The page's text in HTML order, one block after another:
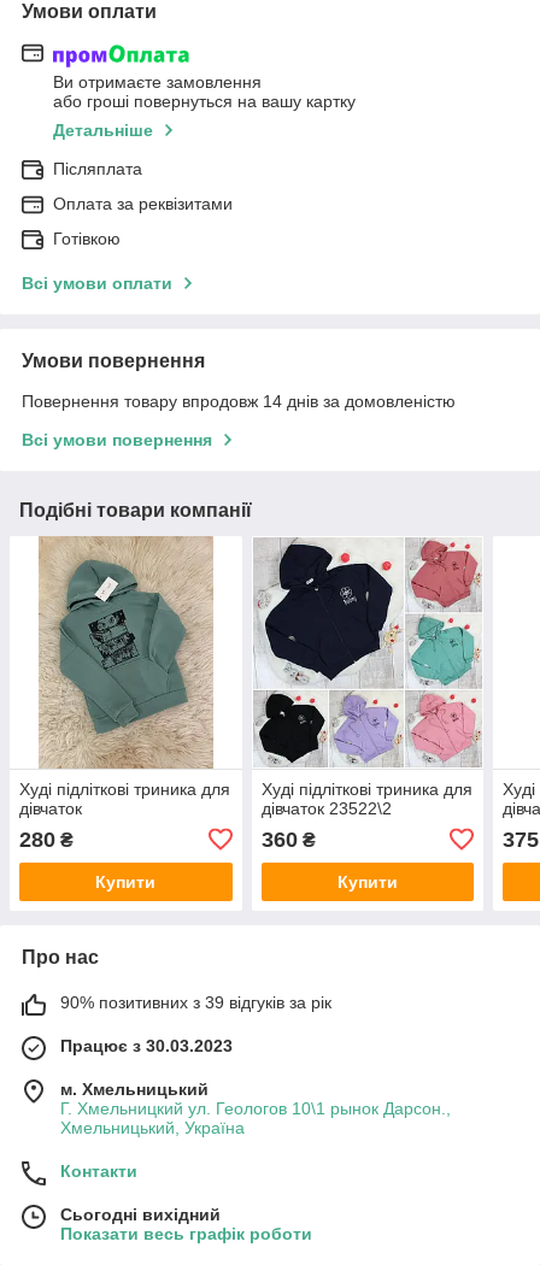
Умови оплати
Ви отримаєте замовлення
або гроші повернуться на вашу картку
Детальніше
Післяплата
Оплата за реквізитами
Готівкою
Всі умови оплати
Умови повернення
Повернення товару впродовж 14 днів за домовленістю
Всі умови повернення
Подібні товари компанії
Худі підліткові триника для
дівчаток
280 ₴
Купити
Худі підліткові триника для
дівчаток 23522\2
360₴
Купити
Худі
375
Про нас
90% позитивних з 39 відгуків за рік
Працює з 30.03.2023
м. Хмельницький
Г. Хмельницкий ул. Геологов 10\1 рынок Дарсон.,
Хмельницький, Україна
Контакти
Сьогодні вихідний
Показати весь графік роботи